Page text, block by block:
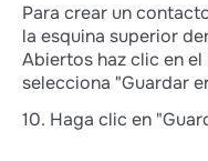
Para crear un
la esquina superior
Abiertos haz clic en
selecciona "Guardar
10. Haga clic en